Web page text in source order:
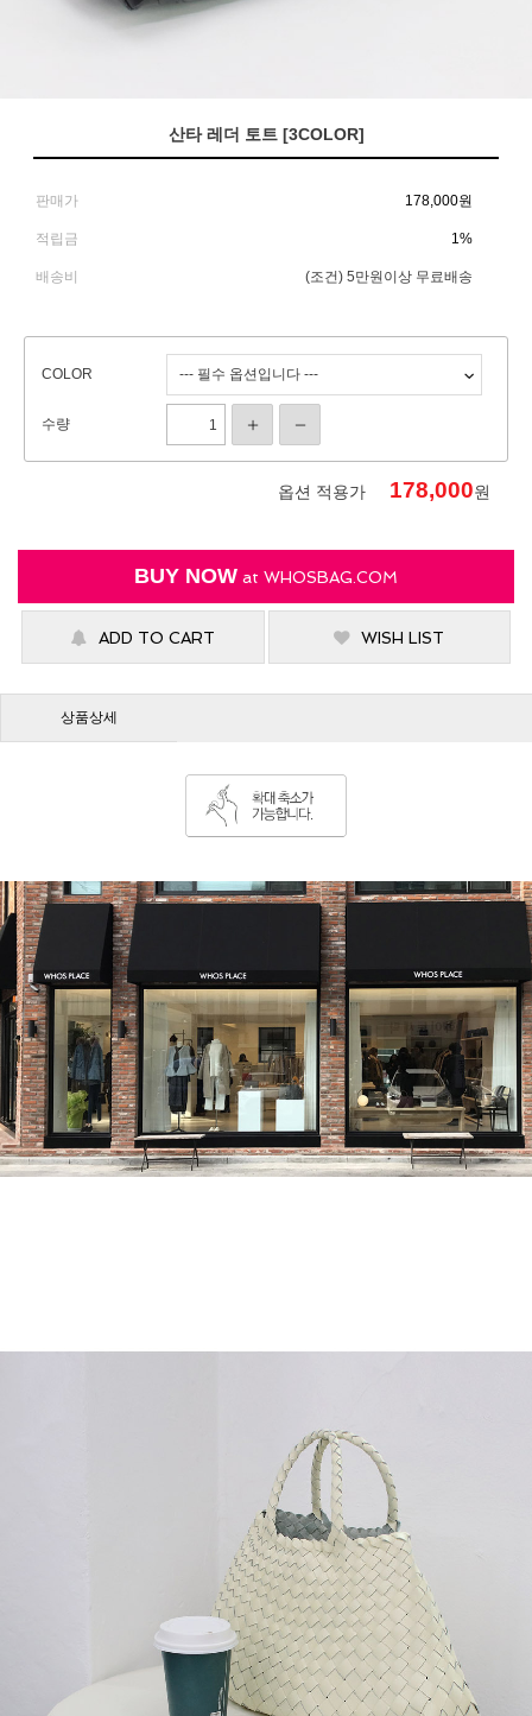
산타 레더 토트 [3COLOR]
판매가 178,000원
적립금 1%
배송비 (조건) 5만원이상 무료배송
COLOR
수량
옵션 적용가 178,000원
BUY NOW at WHOSBAG.COM
ADD TO CART WISH LIST
상품상세